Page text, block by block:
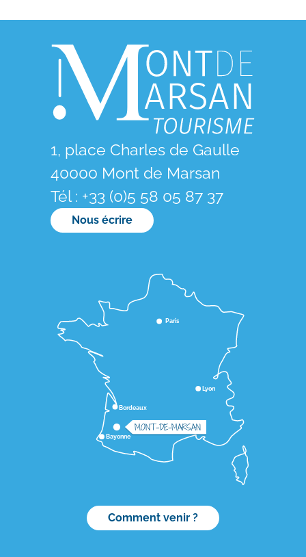
1, place Charles de Gaulle
40000 Mont de Marsan
Tél : +33 (0)5 58 05 87 37
Nous écrire
Lyon
Bordeaux
Paris
Bayonne
MONT-DE-MARSAN
Comment venir ?